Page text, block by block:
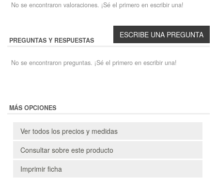
No se encontraron valoraciones. ¡Sé el primero en escribir una!
PREGUNTAS Y RESPUESTAS
No se encontraron preguntas. ¡Sé el primero en escribir una!
MÁS OPCIONES
Ver todos los precios y medidas
Consultar sobre este producto
Imprimir ficha